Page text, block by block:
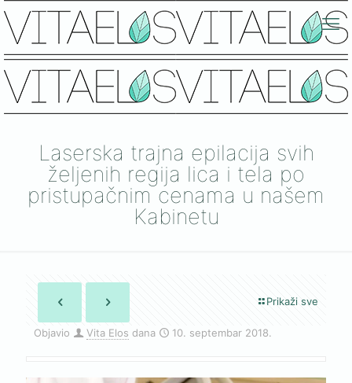
Laserska trajna epilacija svih
željenih regija lica i tela po
pristupačnim cenama u našem
Kabinetu
Prikaži sve
Objavio Vita Elos dana 10. septembar 2018.